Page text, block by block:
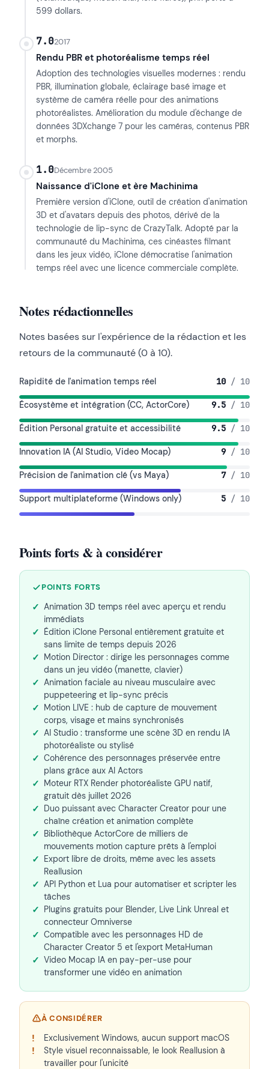
599 dollars.
7.02017
Rendu PBR et photoréalisme temps réel
Adoption des technologies visuelles modernes : rendu
PBR, illumination globale, éclairage basé image et
système de caméra réelle pour des animations
photoréalistes. Amélioration du module d'échange de
données 3DXchange 7 pour les caméras, contenus PBR
et morphs.
1.0Décembre 2005
Naissance d'iClone et ère Machinima
Première version d'iClone, outil de création d'animation
3D et d'avatars depuis des photos, dérivé de la
technologie de lip-sync de CrazyTalk. Adopté par la
communauté du Machinima, ces cinéastes filmant
dans les jeux vidéo, iClone démocratise l'animation
temps réel avec une licence commerciale complète.
Notes rédactionnelles
Notes basées sur l'expérience de la rédaction et les
retours de la communauté (0 à 10).
Rapidité de l'animation temps réel 10 / 10
Écosystème et intégration (CC, ActorCore) 9.5 / 10
Édition Personal gratuite et accessibilité 9.5 / 10
Innovation IA (AI Studio, Video Mocap) 9 / 10
Précision de l'animation clé (vs Maya) 7/ 10
Support multiplateforme (Windows only) 5 / 10
Points forts & à considérer
POINTS FORTS
Animation 3D temps réel avec aperçu et rendu
immédiats
Édition iClone Personal entièrement gratuite et
sans limite de temps depuis 2026
Motion Director : dirige les personnages comme
dans un jeu vidéo (manette, clavier)
Animation faciale au niveau musculaire avec
puppeteering et lip-sync précis
Motion LIVE : hub de capture de mouvement
corps, visage et mains synchronisés
AI Studio : transforme une scène 3D en rendu IA
photoréaliste ou stylisé
Cohérence des personnages préservée entre
plans grâce aux AI Actors
Moteur RTX Render photoréaliste GPU natif,
gratuit dès juillet 2026
Duo puissant avec Character Creator pour une
chaîne création et animation complète
Bibliothèque ActorCore de milliers de
mouvements motion capture prêts à l'emploi
Export libre de droits, même avec les assets
Reallusion
API Python et Lua pour automatiser et scripter les
tâches
Plugins gratuits pour Blender, Live Link Unreal et
connecteur Omniverse
Compatible avec les personnages HD de
Character Creator 5 et l'export MetaHuman
Video Mocap IA en pay-per-use pour
transformer une vidéo en animation
À CONSIDÉRER
Exclusivement Windows, aucun support macOS
Style visuel reconnaissable, le look Reallusion à
travailler pour l'unicité